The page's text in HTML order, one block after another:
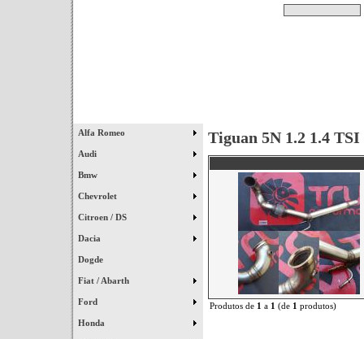
Alfa Romeo
Audi
Bmw
Chevrolet
Citroen / DS
Dacia
Dogde
Fiat / Abarth
Ford
Honda
Tiguan 5N 1.2 1.4 TSI
Produtos de 1 a 1 (de 1 produtos)